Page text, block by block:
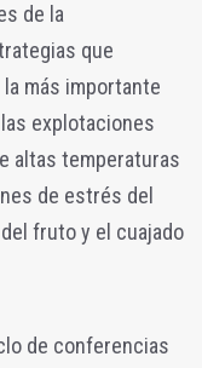
de la
que
más importante
explotaciones
altas temperaturas
de estrés del
fruto y el cuajado
de conferencias